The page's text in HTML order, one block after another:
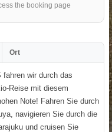
the booking page
Ort
wir durch das
Reise mit diesem
Note! Fahren Sie durch
navigieren Sie durch die
und cruisen Sie